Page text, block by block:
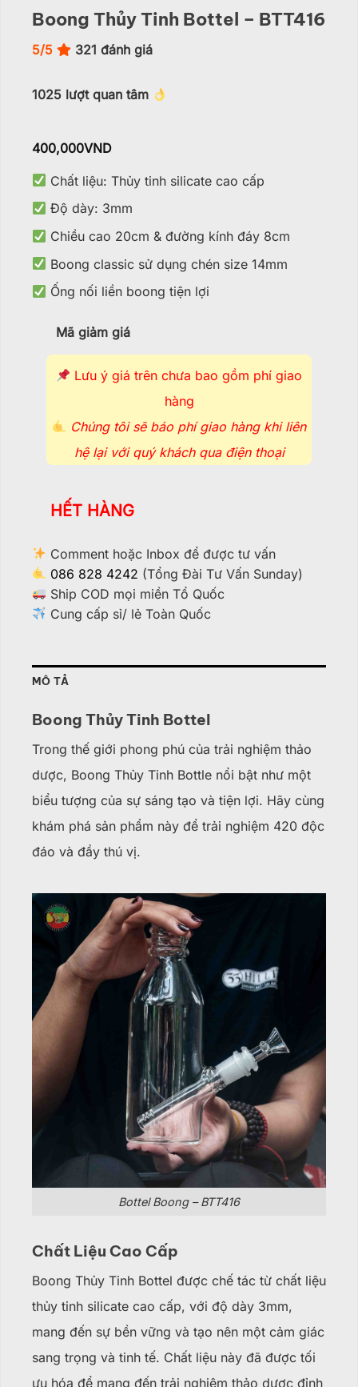
Boong Thủy Tinh Bottel – BTT416
5/5 321 đánh giá
1025 lượt quan tâm
400,000VND
Chất liệu: Thủy tinh silicate cao cấp
Độ dày: 3mm
Chiều cao 20cm & đường kính đáy 8cm
Boong classic sử dụng chén size 14mm
Ống nối liền boong tiện lợi
Mã giảm giá
Lưu ý giá trên chưa bao gồm phí giao
hàng
Chúng tôi sẽ báo phí giao hàng khi liên
hệ lại với quý khách qua điện thoại
HẾT HÀNG
Comment hoặc Inbox để được tư vấn
086 828 4242 (Tổng Đài Tư Vấn Sunday)
Ship COD mọi miền Tổ Quốc
Cung cấp sỉ/ lẻ Toàn Quốc
MÔ TẢ
Boong Thủy Tinh Bottel
Trong thế giới phong phú của trải nghiệm thảo
dược, Boong Thủy Tinh Bottle nổi bật như một
biểu tượng của sự sáng tạo và tiện lợi. Hãy cùng
khám phá sản phẩm này để trải nghiệm 420 độc
đáo và đầy thú vị.
Bottel Boong – BTT416
Chất Liệu Cao Cấp
Boong Thủy Tinh Bottel được chế tác từ chất liệu
thủy tinh silicate cao cấp, với độ dày 3mm,
mang đến sự bền vững và tạo nên một cảm giác
sang trọng và tinh tế. Chất liệu này đã được tối
ưu hóa để mang đến trải nghiệm thảo dược đỉnh